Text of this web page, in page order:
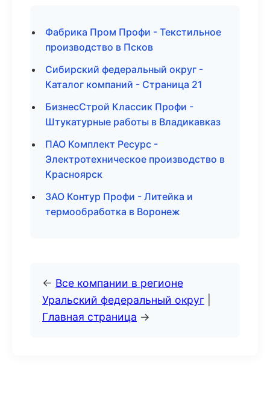
Фабрика Пром Профи - Текстильное
производство в Псков
Сибирский федеральный округ -
Каталог компаний - Страница 21
БизнесСтрой Классик Профи -
Штукатурные работы в Владикавказ
ПАО Комплект Ресурс -
Электротехническое производство в
Красноярск
ЗАО Контур Профи - Литейка и
термообработка в Воронеж
← Все компании в регионе
Уральский федеральный округ
Главная страница →